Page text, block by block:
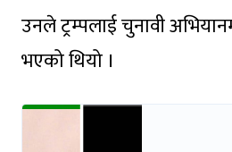
उनले ट्रम्पलाई चुनावी
भएको थियो ।